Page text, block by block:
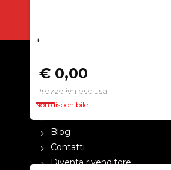
+
€ 0,00
Prezzo iva esclusa
Non disponibile
CHI SIAMO
Blog
Contatti
Diventa rivenditore